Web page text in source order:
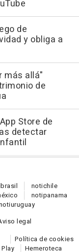
de
y obliga a
más allá"
de
Store de
detectar
brasil notichile
notipanama
uruguay
legal
Política de cookies
Hemeroteca